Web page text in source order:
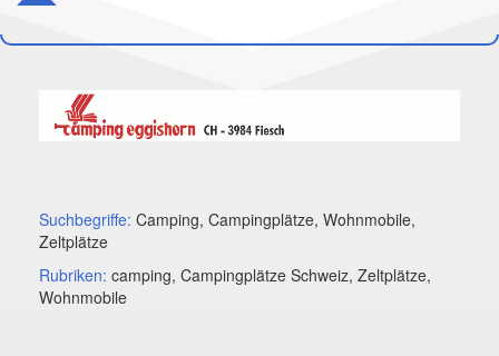
Suchbegriffe: Camping, Campingplätze, Wohnmobile,
Zeltplätze
Rubriken: camping, Campingplätze Schweiz, Zeltplätze,
Wohnmobile